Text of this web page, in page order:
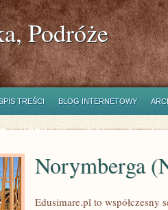
Podróże
TREŚCI BLOG INTERNETOWY
Norymberga
Edusimare.pl to